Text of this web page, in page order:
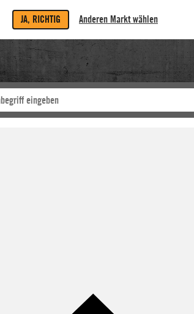
JA, RICHTIG Anderen Markt wählen